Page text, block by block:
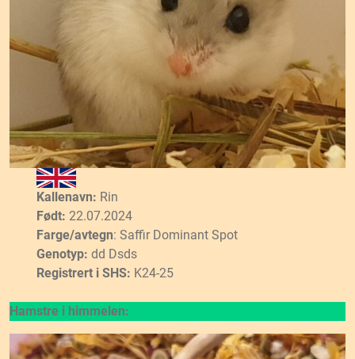
Kallenavn: Rin
Født: 22.07.2024
Farge/avtegn: Saffir Dominant Spot
Genotyp: dd Dsds
Registrert i SHS: K24-25
Hamstre i himmelen: